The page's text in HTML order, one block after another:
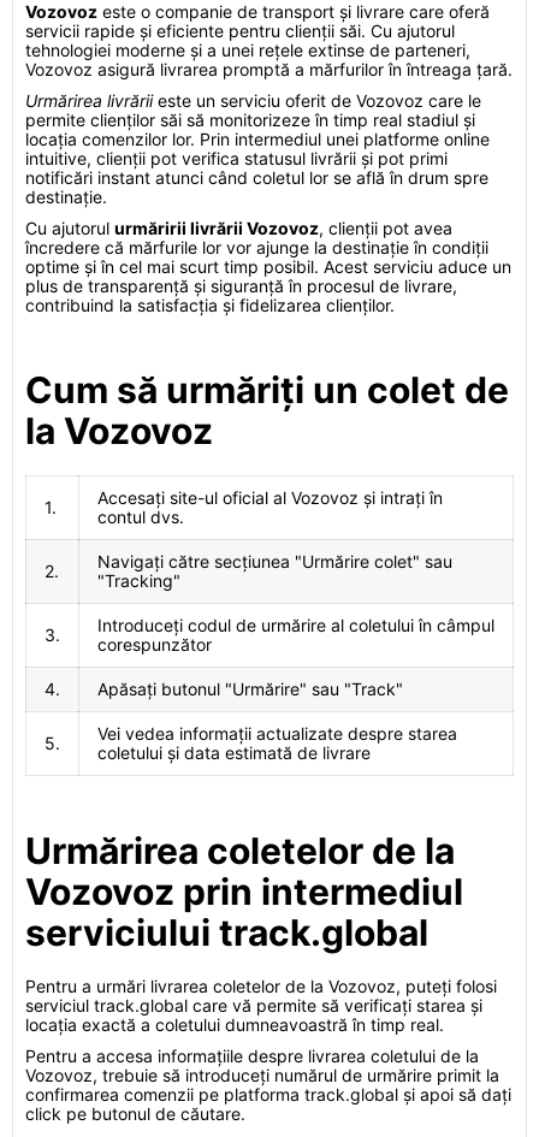
Vozovoz este o companie de transport și livrare care oferă
servicii rapide și eficiente pentru clienții săi. Cu ajutorul
tehnologiei moderne și a unei rețele extinse de parteneri,
Vozovoz asigură livrarea promptă a mărfurilor în întreaga țară.
Urmărirea livrăriieste un serviciu oferit de Vozovoz care le
permite clienților săi să monitorizeze în timp real stadiul și
locația comenzilor lor. Prin intermediul unei platforme online
intuitive, clienții pot verifica statusul livrării și pot primi
notificări instant atunci când coletul lor se află în drum spre
destinație.
Cu ajutorul urmăririi livrării Vozovoz, clienții pot avea
încredere că mărfurile lor vor ajunge la destinație în condiții
optime și în cel mai scurt timp posibil. Acest serviciu aduce un
plus de transparență și siguranță în procesul de livrare,
contribuind la satisfacția și fidelizarea clienților.
Cum să urmăriți un colet de
la Vozovoz
1.
Accesați site-ul oficial al Vozovoz și intrați în
contul dvs.
2.
Navigați către secțiunea "Urmărire colet" sau
"Tracking"
3.
Introduceți codul de urmărire al coletului în câmpul
corespunzător
4. Apăsați butonul "Urmărire" sau "Track"
5.
Vei vedea informații actualizate despre starea
coletului și data estimată de livrare
Urmărirea coletelor de la
Vozovoz prin intermediul
serviciului track.global
Pentru a urmări livrarea coletelor de la Vozovoz, puteți folosi
serviciul track.global care vă permite să verificați starea și
locația exactă a coletului dumneavoastră în timp real.
Pentru a accesa informațiile despre livrarea coletului de la
Vozovoz, trebuie să introduceți numărul de urmărire primit la
confirmarea comenzii pe platforma track.global și apoi să dați
click pe butonul de căutare.